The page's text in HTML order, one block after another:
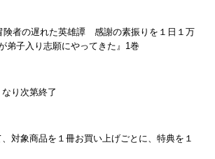
険者の遅れた英雄譚 感謝の素振りを１日１万
弟子入り志願にやってきた』1巻
り次第終了
対象商品を１冊お買い上げごとに、特典を１